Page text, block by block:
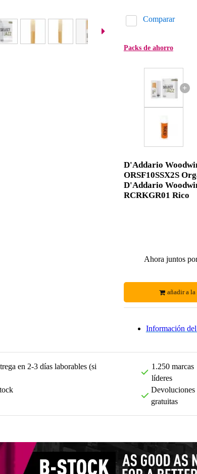
Comparar
Packs de ahorro
+
D'Addario
ORSF10SSX2S
D'Addario
RCRKGR01 Rico
Ahora juntos
añadir a la
Información
en 2-3 días laborables (si
1.250 marcas
líderes
Devoluciones
gratuitas